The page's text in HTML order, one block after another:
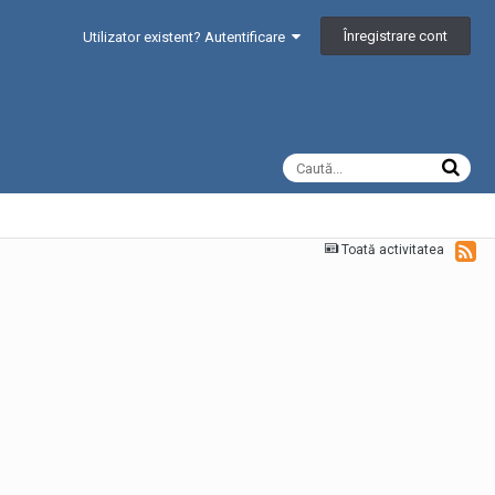
Utilizator existent? Autentificare Înregistrare cont
Toată activitatea